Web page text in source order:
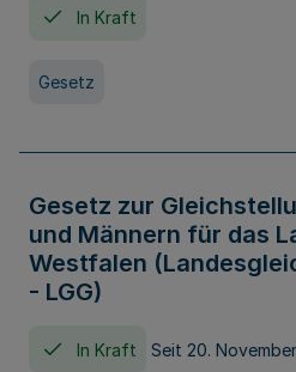
In Kraft
Gesetz
Gesetz zur
und Männern für das
Westfalen
- LGG)
In Kraft Seit 20.